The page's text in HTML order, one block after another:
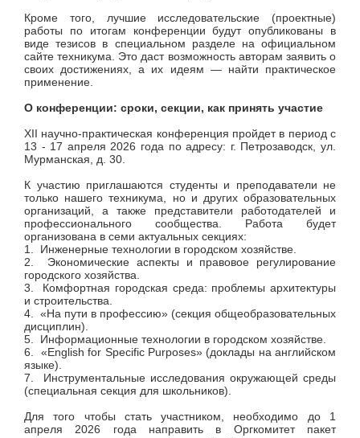
Кроме того, лучшие исследовательские (проектные)
работы по итогам конференции будут опубликованы в
виде тезисов в специальном разделе на официальном
сайте техникума. Это даст возможность авторам заявить о
своих достижениях, а их идеям — найти практическое
применение.
О конференции: сроки, секции, как принять участие
XII научно-практическая конференция пройдет в период с
13 - 17 апреля 2026 года по адресу: г. Петрозаводск, ул.
Мурманская, д. 30.
К участию приглашаются студенты и преподаватели не
только нашего техникума, но и других образовательных
организаций, а также представители работодателей и
профессионального сообщества. Работа будет
организована в семи актуальных секциях:
1. Инженерные технологии в городском хозяйстве.
2. Экономические аспекты и правовое регулирование
городского хозяйства.
3. Комфортная городская среда: проблемы архитектуры
и строительства.
4. «На пути в профессию» (секция общеобразовательных
дисциплин).
5. Информационные технологии в городском хозяйстве.
6. «English for Specific Purposes» (доклады на английском
языке).
7. Инструментальные исследования окружающей среды
(специальная секция для школьников).
Для того чтобы стать участником, необходимо до 1
апреля 2026 года направить в Оргкомитет пакет